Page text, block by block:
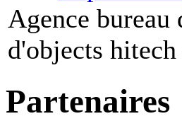
Agence
d'objects
Partenaires